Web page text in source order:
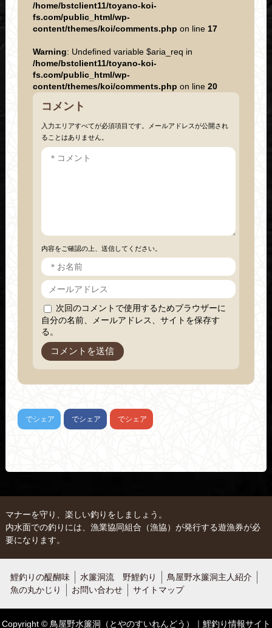
/home/bstclient11/toyano-koi-
fs.com/public_html/wp-
content/themes/koi/comments.php on line 17
Warning: Undefined variable $aria_req in
/home/bstclient11/toyano-koi-
fs.com/public_html/wp-
content/themes/koi/comments.php on line 20
コメント
入力エリアすべてが必須項目です。メールアドレスが公開され
ることはありません。
内容をご確認の上、送信してください。
次回のコメントで使用するためブラウザーに
自分の名前、メールアドレス、サイトを保存す
る。
でシェア でシェア でシェア
マナーを守り、楽しい釣りをしましょう。
内水面での釣りには、漁業協同組合（漁協）が発行する遊漁券が必
要になります。
鯉釣りの醍醐味 水簾洞流 野鯉釣り
鳥屋野水簾洞主人紹介
魚の丸かじり
お問い合わせ サイトマップ
Copyright © 鳥屋野水簾洞（とやのすいれんどう）｜鯉釣り情報サイト